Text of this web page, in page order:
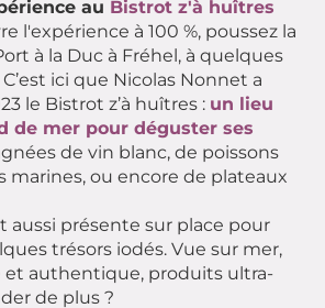
au Bistrot z'à huîtres
l'expérience à 100 %, poussez la
à la Duc à Fréhel, à quelques
ici que Nicolas Nonnet a
le Bistrot z’à huîtres : un lieu
de mer pour déguster ses
de vin blanc, de poissons
marines, ou encore de plateaux
aussi présente sur place pour
trésors iodés. Vue sur mer,
et authentique, produits ultra-
de plus ?